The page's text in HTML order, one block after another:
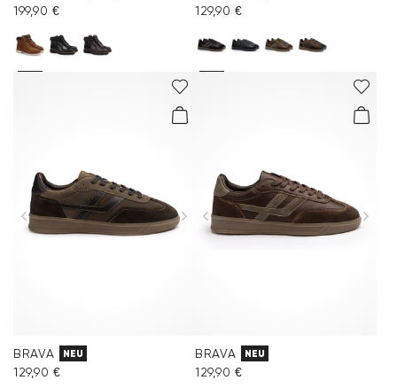
199,90 € 129,90 €
BRAVA NEU
129,90 €
BRAVA NEU
129,90 €